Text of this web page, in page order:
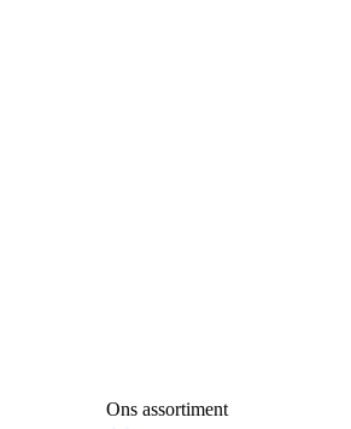
Ons assortiment